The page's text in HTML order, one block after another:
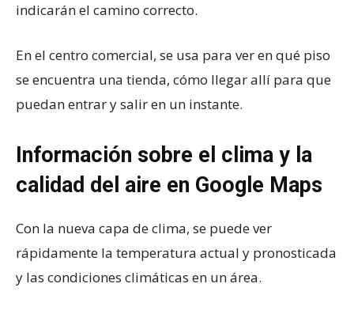
indicarán el camino correcto.
En el centro comercial, se usa para ver en qué piso
se encuentra una tienda, cómo llegar allí para que
puedan entrar y salir en un instante.
Información sobre el clima y la
calidad del aire en Google Maps
Con la nueva capa de clima, se puede ver
rápidamente la temperatura actual y pronosticada
y las condiciones climáticas en un área.